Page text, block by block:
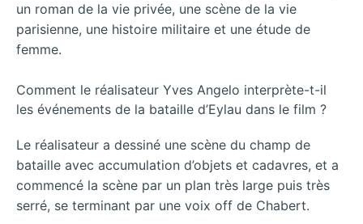
un roman de la vie privée, une scène de la vie
parisienne, une histoire militaire et une étude de
femme.
Comment le réalisateur Yves Angelo interprète-t-il
les événements de la bataille d’Eylau dans le film ?
Le réalisateur a dessiné une scène du champ de
bataille avec accumulation d’objets et cadavres, et a
commencé la scène par un plan très large puis très
serré, se terminant par une voix off de Chabert.